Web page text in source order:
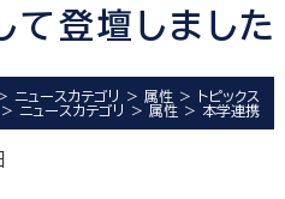
て登壇しました
ニュースカテゴリ 属性
トピックス
ニュースカテゴリ 属性 本学連携